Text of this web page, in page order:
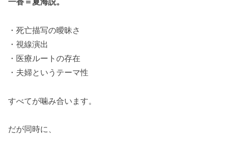
・死亡描写の曖昧さ
・視線演出
・医療ルートの存在
・夫婦というテーマ性
すべてが噛み合います。
だが同時に、